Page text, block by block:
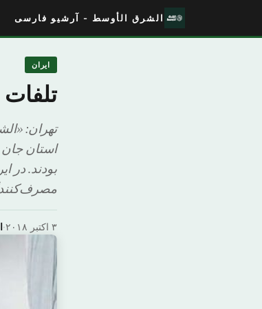
الشرق الأوسط - آرشیو فارسی
ایران
تلفات
استان جان
بودند. در
· ۳ اکتبر ۲۰۱۸